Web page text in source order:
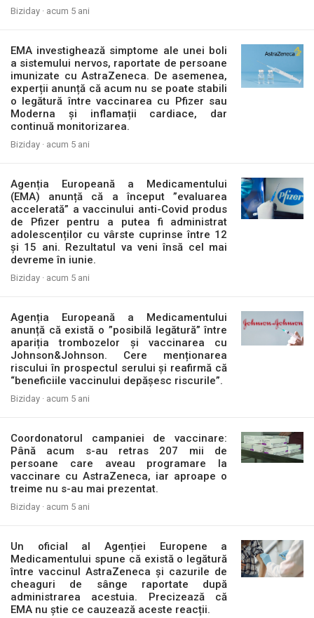
Biziday · acum 5 ani
EMA investighează simptome ale unei boli
a sistemului nervos, raportate de persoane
imunizate cu AstraZeneca. De asemenea,
experții anunță că acum nu se poate stabili
o legătură între vaccinarea cu Pfizer sau
Moderna și inflamații cardiace, dar
continuă monitorizarea.
Biziday · acum 5 ani
Agenția Europeană a Medicamentului
(EMA) anunță că a început ”evaluarea
accelerată” a vaccinului anti-Covid produs
de Pfizer pentru a putea fi administrat
adolescenților cu vârste cuprinse între 12
și 15 ani. Rezultatul va veni însă cel mai
devreme în iunie.
Biziday · acum 5 ani
Agenția Europeană a Medicamentului
anunță că există o ”posibilă legătură” între
apariția trombozelor și vaccinarea cu
Johnson&Johnson. Cere menționarea
riscului în prospectul serului și reafirmă că
“beneficiile vaccinului depășesc riscurile”.
Biziday · acum 5 ani
Coordonatorul campaniei de vaccinare:
Până acum s-au retras 207 mii de
persoane care aveau programare la
vaccinare cu AstraZeneca, iar aproape o
treime nu s-au mai prezentat.
Biziday · acum 5 ani
Un oficial al Agenției Europene a
Medicamentului spune că există o legătură
între vaccinul AstraZeneca și cazurile de
cheaguri de sânge raportate după
administrarea acestuia. Precizează că
EMA nu știe ce cauzează aceste reacții.